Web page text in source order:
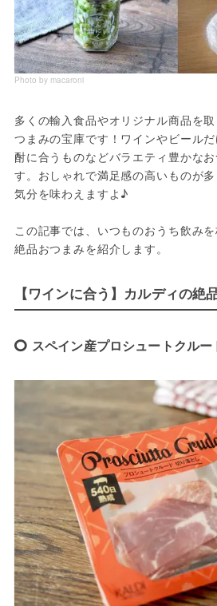
Photo by macaroni
多くの輸入食品やオリジナル商品を
つまみの宝庫です！ワインやビール
酎に合うものなどバラエティ豊かな
す。おしゃれで満足感の高いものが
気分を味わえますよ♪
この記事では、いつものおうち飲み
絶品おつまみを紹介します。
【ワインに合う】カルディの絶
スペイン産プロシュートクルー